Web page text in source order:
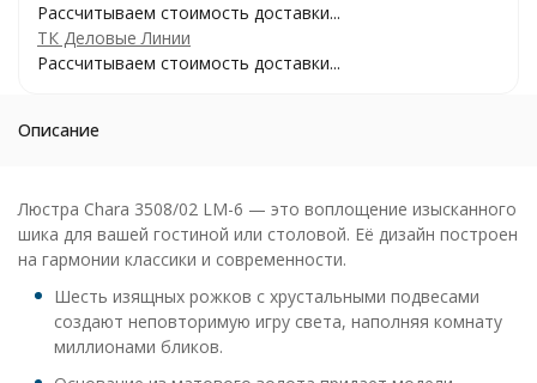
Рассчитываем стоимость доставки...
ТК Деловые Линии
Рассчитываем стоимость доставки...
Описание
Люстра Chara 3508/02 LM-6 — это воплощение изысканного
шика для вашей гостиной или столовой. Её дизайн построен
на гармонии классики и современности.
Шесть изящных рожков с хрустальными подвесами
создают неповторимую игру света, наполняя комнату
миллионами бликов.